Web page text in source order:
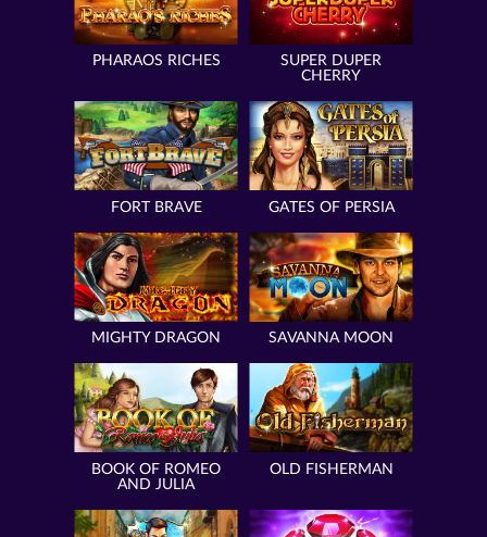
PHARAOS RICHES
SUPER DUPER
CHERRY
FORT BRAVE GATES OF PERSIA
MIGHTY DRAGON SAVANNA MOON
BOOK OF ROMEO
AND JULIA
OLD FISHERMAN